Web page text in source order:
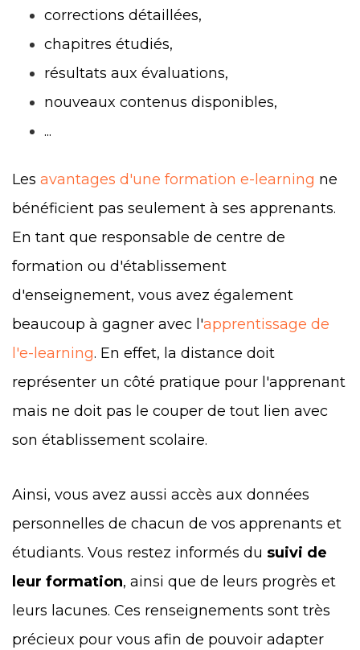
corrections détaillées,
chapitres étudiés,
résultats aux évaluations,
nouveaux contenus disponibles,
...
Les avantages d'une formation e-learning ne
bénéficient pas seulement à ses apprenants.
En tant que responsable de centre de
formation ou d'établissement
d'enseignement, vous avez également
beaucoup à gagner avec l'apprentissage de
l'e-learning. En effet, la distance doit
représenter un côté pratique pour l'apprenant
mais ne doit pas le couper de tout lien avec
son établissement scolaire.
Ainsi, vous avez aussi accès aux données
personnelles de chacun de vos apprenants et
étudiants. Vous restez informés du suivi de
leur formation, ainsi que de leurs progrès et
leurs lacunes. Ces renseignements sont très
précieux pour vous afin de pouvoir adapter